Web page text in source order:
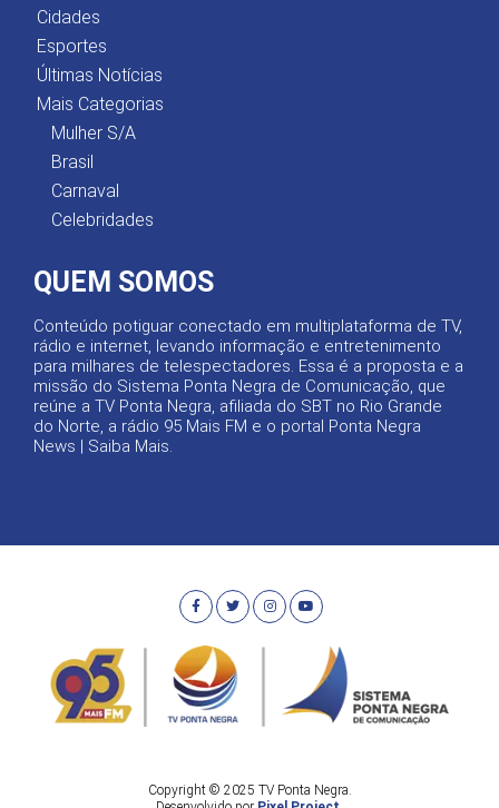
Cidades
Esportes
Últimas Notícias
Mais Categorias
Mulher S/A
Brasil
Carnaval
Celebridades
QUEM SOMOS
Conteúdo potiguar conectado em multiplataforma de TV,
rádio e internet, levando informação e entretenimento
para milhares de telespectadores. Essa é a proposta e a
missão do Sistema Ponta Negra de Comunicação, que
reúne a TV Ponta Negra, afiliada do SBT no Rio Grande
do Norte, a rádio 95 Mais FM e o portal Ponta Negra
News | Saiba Mais.
Copyright © 2025 TV Ponta Negra.